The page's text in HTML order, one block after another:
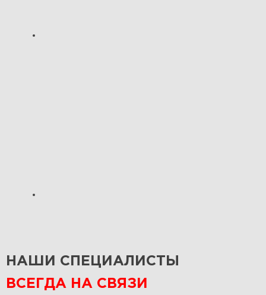
НАШИ СПЕЦИАЛИСТЫ
ВСЕГДА НА СВЯЗИ